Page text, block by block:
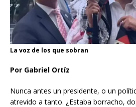
La voz de los que sobran
Por Gabriel Ortíz
Nunca antes un presidente, o un
atrevido a tanto. ¿Estaba borracho,